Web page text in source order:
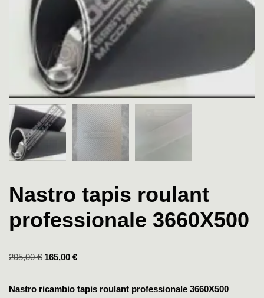
Nastro tapis roulant
professionale 3660X500
205,00€ 165,00 €
Nastro ricambio tapis roulant professionale 3660X500